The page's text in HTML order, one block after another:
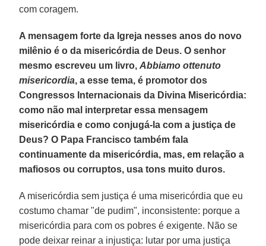
com coragem.
A mensagem forte da Igreja nesses anos do novo
milênio é o da misericórdia de Deus. O senhor
mesmo escreveu um livro,Abbiamo ottenuto
misericordia, a esse tema, é promotor dos
Congressos Internacionais da Divina Misericórdia:
como não mal interpretar essa mensagem
misericórdia e como conjugá-la com a justiça de
Deus? O Papa Francisco também fala
continuamente da misericórdia, mas, em relação a
mafiosos ou corruptos, usa tons muito duros.
A misericórdia sem justiça é uma misericórdia que eu
costumo chamar "de pudim", inconsistente: porque a
misericórdia para com os pobres é exigente. Não se
pode deixar reinar a injustiça: lutar por uma justiça